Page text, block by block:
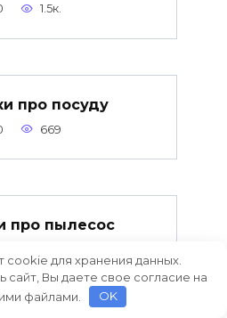
1.5к.
про посуду
669
про пылесос
cookie для хранения данных.
сайт, Вы даете свое согласие на
файлами.
OK